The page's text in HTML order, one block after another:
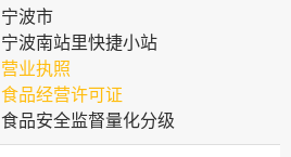
宁波市
宁波南站里快捷小站
营业执照
食品经营许可证
食品安全监督量化分级